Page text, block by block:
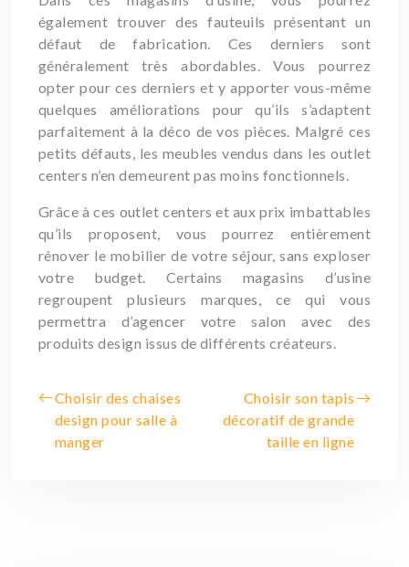
également trouver des fauteuils présentant un
défaut de fabrication. Ces derniers sont
généralement très abordables. Vous pourrez
opter pour ces derniers et y apporter vous-même
quelques améliorations pour qu’ils s’adaptent
parfaitement à la déco de vos pièces. Malgré ces
petits défauts, les meubles vendus dans les outlet
centers n’en demeurent pas moins fonctionnels.
Grâce à ces outlet centers et aux prix imbattables
qu’ils proposent, vous pourrez entièrement
rénover le mobilier de votre séjour, sans exploser
votre budget. Certains magasins d’usine
regroupent plusieurs marques, ce qui vous
permettra d’agencer votre salon avec des
produits design issus de différents créateurs.
Choisir des chaises
design pour salle à
manger
Choisir son tapis
décoratif de grande
taille en ligne